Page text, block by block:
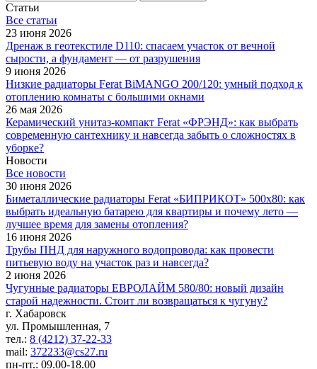
Статьи
Все cтатьи
23 июня 2026
Дренаж в геотекстиле D110: спасаем участок от вечной
сырости, а фундамент — от разрушения
9 июня 2026
Низкие радиаторы Ferat BiMANGO 200/120: умный подход к
отоплению комнаты с большими окнами
26 мая 2026
Керамический унитаз-компакт Ferat «ФРЭНД»: как выбрать
современную сантехнику и навсегда забыть о сложностях в
уборке?
Новости
Все новости
30 июня 2026
Биметаллические радиаторы Ferat «БИПРИКОТ» 500x80: как
выбрать идеальную батарею для квартиры и почему лето —
лучшее время для замены отопления?
16 июня 2026
Трубы ПНД для наружного водопровода: как провести
питьевую воду на участок раз и навсегда?
2 июня 2026
Чугунные радиаторы ЕВРОЛАЙМ 580/80: новый дизайн
старой надежности. Стоит ли возвращаться к чугуну?
г. Хабаровск
ул. Промышленная, 7
тел.: 8 (4212) 37-22-33
mail: 372233@cs27.ru
пн-пт.: 09.00-18.00